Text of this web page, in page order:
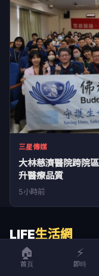
三星傳媒
大林慈濟醫院跨院
升醫療品質
5小時前
LIFE生活網
LIFE 生活網是台灣領先
財經、娛樂等多元內容。
🏠
首頁
⚡
即時